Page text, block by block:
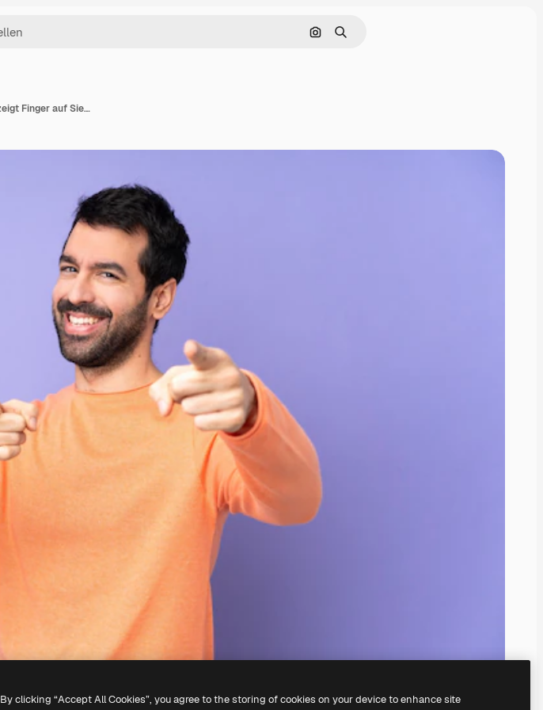
Nach Bild suchen
Suchen
Kaukasischer gutaussehender Mann auf lokalisiertem lila zeigt Finger auf Sie beim Lächeln
By clicking “Accept All Cookies”, you agree to the storing of cookies on your device to enhance site